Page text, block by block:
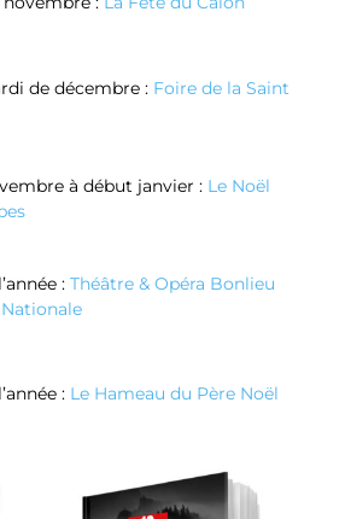
de décembre : Foire de la Saint
à début janvier : Le Noël
: Théâtre & Opéra Bonlieu
: Le Hameau du Père Noël